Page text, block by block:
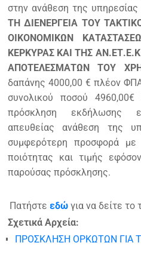
στην ανάθεση της υπηρεσίας
ΤΗ ΔΙΕΝΕΡΓΕΙΑ ΤΟΥ
ΟΙΚΟΝΟΜΙΚΩΝ
ΚΕΡΚΥΡΑΣ ΚΑΙ ΤΗΣ
ΑΠΟΤΕΛΕΣΜΑΤΩΝ ΤΟΥ
δαπάνης 4000,00 € πλέον
συνολικού ποσού
πρόσκληση εκδήλωσης
απευθείας ανάθεση της
συμφερότερη προσφορά
ποιότητας και τιμής
παρούσας πρόσκλησης.
Πατήστε εδώ για να δείτε
Σχετικά Αρχεία:
ΠΡΟΣΚΛΗΣΗ ΟΡΚΩΤΩΝ ΓΙΑ